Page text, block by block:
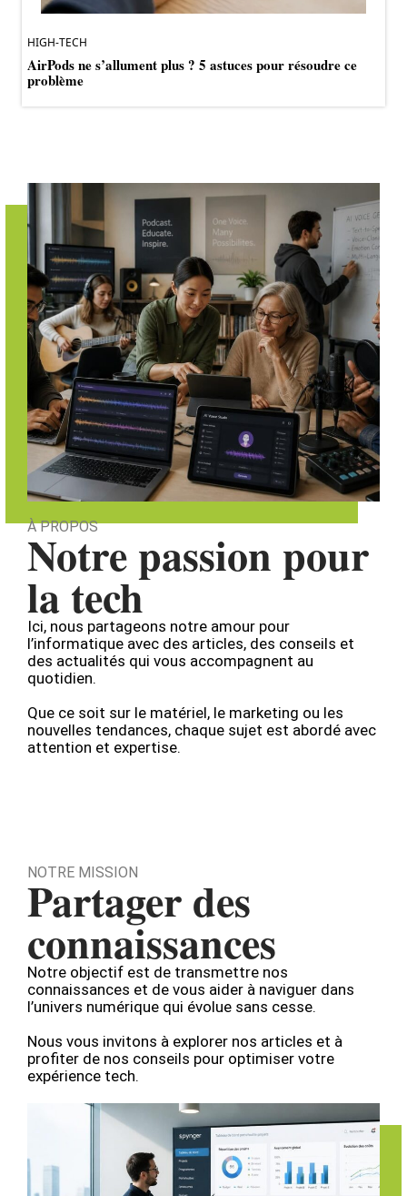
HIGH-TECH
AirPods ne s’allument plus ? 5 astuces pour résoudre ce
problème
À PROPOS
Notre passion pour
la tech
Ici, nous partageons notre amour pour
l’informatique avec des articles, des conseils et
des actualités qui vous accompagnent au
quotidien.
Que ce soit sur le matériel, le marketing ou les
nouvelles tendances, chaque sujet est abordé avec
attention et expertise.
NOTRE MISSION
Partager des
connaissances
Notre objectif est de transmettre nos
connaissances et de vous aider à naviguer dans
l’univers numérique qui évolue sans cesse.
Nous vous invitons à explorer nos articles et à
profiter de nos conseils pour optimiser votre
expérience tech.